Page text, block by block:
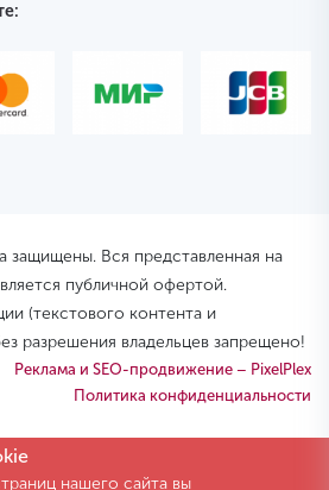
Вся представленная на
публичной офертой.
(текстового контента и
разрешения владельцев запрещено!
Реклама и SEO-продвижение – PixelPlex
Политика конфиденциальности
нашего сайта вы